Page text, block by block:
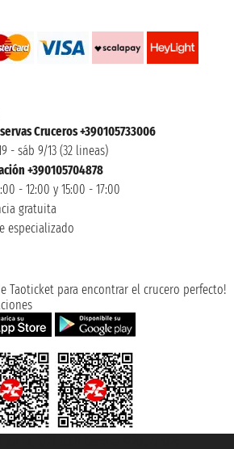
Cruceros +390105733006
- sáb 9/13 (32 lineas)
+390105704878
- 12:00 y 15:00 - 17:00
gratuita
especializado
Taoticket para encontrar el crucero perfecto!